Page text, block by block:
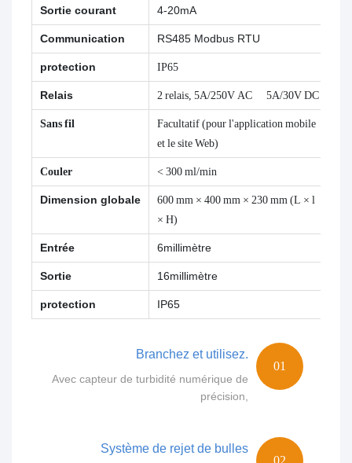
Sortie courant 4-20mA
Communication RS485 Modbus RTU
protection IP65
Relais 2 relais, 5A/250V AC 5A/30V DC
Sans fil
Facultatif (pour l'application mobile
et le site Web)
Couler < 300 ml/min
Dimension globale
600 mm × 400 mm × 230 mm (L × l
× H)
Entrée 6millimètre
Sortie 16millimètre
protection IP65
Branchez et utilisez.
Avec capteur de turbidité numérique de
précision,
Système de rejet de bulles